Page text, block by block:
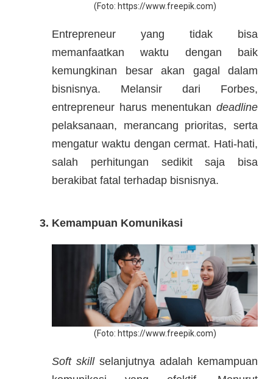
​(Foto: ​https://www.freepik.com)
Entrepreneur yang tidak bisa
memanfaatkan waktu dengan baik
kemungkinan besar akan gagal dalam
bisnisnya. Melansir dari Forbes,
entrepreneur harus menentukan deadline
pelaksanaan, merancang prioritas, serta
mengatur waktu dengan cermat. Hati-hati,
salah perhitungan sedikit saja bisa
berakibat fatal terhadap bisnisnya.
3. Kemampuan Komunikasi
​(Foto: ​https://www.freepik.com)
Soft skillselanjutnya adalah kemampuan